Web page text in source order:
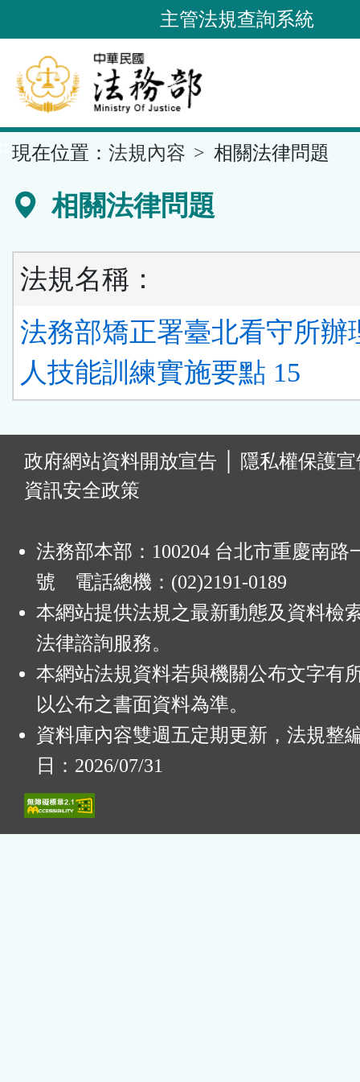
到
要
內
容
區
主管法規查詢系統
現在位置： 法規內容 相關法律問題
相關法律問題
法規名稱：
法務部矯正署臺北看守所辦
人技能訓練實施要點 15
政府網站資料開放宣告
隱私權保護
資訊安全政策
法務部本部：100204 台北市重慶南路
號 電話總機：(02)2191-0189
本網站提供法規之最新動態及資料檢
法律諮詢服務。
本網站法規資料若與機關公布文字有
以公布之書面資料為準。
資料庫內容雙週五定期更新，法規整
日：2026/07/31